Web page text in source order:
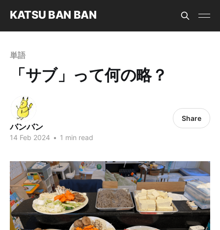
KATSU BAN BAN
単語
「サブ」って何の略？
バンバン
14 Feb 2024 • 1 min read
Share